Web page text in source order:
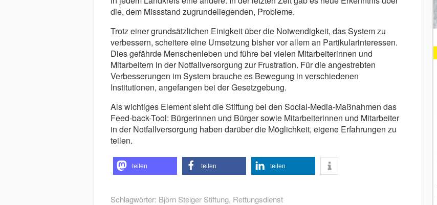
die, dem Missstand zugrundeliegenden, Probleme.
Trotz einer grundsätzlichen Einigkeit über die Notwendigkeit, das System zu
verbessern, scheitere eine Umsetzung bisher vor allem an Partikularinteressen.
Dies gefährde Menschenleben und führe bei vielen Mitarbeiterinnen und
Mitarbeitern in der Notfallversorgung zur Frustration. Für die angestrebten
Verbesserungen im System brauche es Bewegung in verschiedenen
Institutionen, angefangen bei der Gesetzgebung.
Als wichtiges Element sieht die Stiftung bei den Social-Media-Maßnahmen das
Feed-back-Tool: Bürgerinnen und Bürger sowie Mitarbeiterinnen und Mitarbeiter
in der Notfallversorgung haben darüber die Möglichkeit, eigene Erfahrungen zu
teilen.
teilen teilen teilen
Schlagwörter: Björn Steiger Stiftung, Rettungsdienst